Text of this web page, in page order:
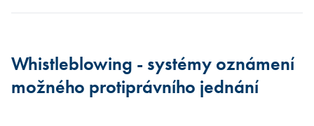
Whistleblowing - systémy oznámení
možného protiprávního jednání